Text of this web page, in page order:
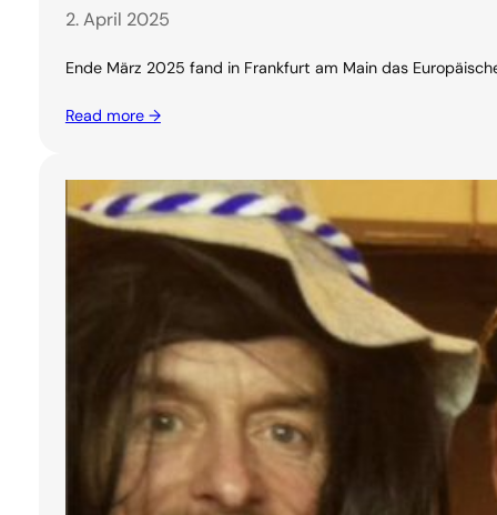
2. April 2025
Ende März 2025 fand in Frankfurt am Main das
Read more →